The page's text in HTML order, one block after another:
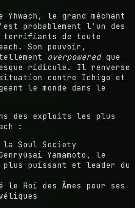
Yhwach, le grand méchant
probablement l'un des
de toute
Son pouvoir,
overpoweredque
ridicule. Il renverse
situation contre Ichigo et
le monde dans le
des exploits les plus
:
Soul Society
Yamamoto, le
puissant et leader du
le Roi des Âmes pour ses